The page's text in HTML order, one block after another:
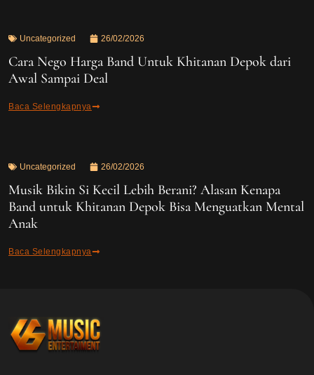
Uncategorized 26/02/2026
Cara Nego Harga Band Untuk Khitanan Depok dari
Awal Sampai Deal
Baca Selengkapnya
Uncategorized 26/02/2026
Musik Bikin Si Kecil Lebih Berani? Alasan Kenapa
Band untuk Khitanan Depok Bisa Menguatkan Mental
Anak
Baca Selengkapnya